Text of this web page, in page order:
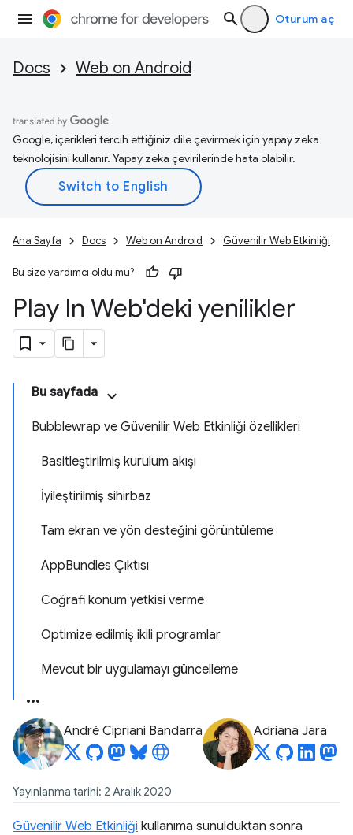
Oturum aç
Docs Web on Android
Google, içerikleri tercih ettiğiniz dile çevirmek için yapay zeka
teknolojisini kullanır. Yapay zeka çevirilerinde hata olabilir.
Ana Sayfa Docs Web on Android Güvenilir Web Etkinliği
Bu size yardımcı oldu mu?
Play In Web'deki yenilikler
Bu sayfada
Bubblewrap ve Güvenilir Web Etkinliği özellikleri
Basitleştirilmiş kurulum akışı
İyileştirilmiş sihirbaz
Tam ekran ve yön desteğini görüntüleme
AppBundles Çıktısı
Coğrafi konum yetkisi verme
Optimize edilmiş ikili programlar
Mevcut bir uygulamayı güncelleme
André Cipriani Bandarra Adriana Jara
Yayınlanma tarihi: 2 Aralık 2020
Güvenilir Web Etkinliği kullanıma sunulduktan sonra